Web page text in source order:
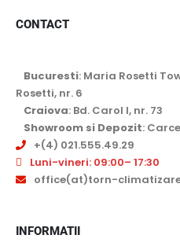
CONTACT
Bucuresti: Maria Rosetti
Rosetti, nr. 6
Craiova: Bd. Carol I, nr. 73
Showroom si Depozit:
+(4) 021.555.49.29
Luni-vineri: 09:00– 17:30
office(at)torn-
INFORMATII